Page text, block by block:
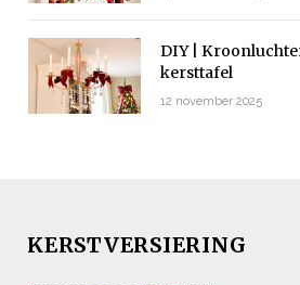
DIY |
kersttafel
12 november 2025
KERSTVERSIERING